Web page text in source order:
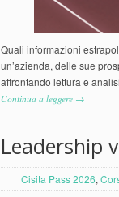
Quali informazioni
un’azienda, delle sue
affrontando lettura e
Continua a leggere →
Leadership
Cisita Pass 2026,